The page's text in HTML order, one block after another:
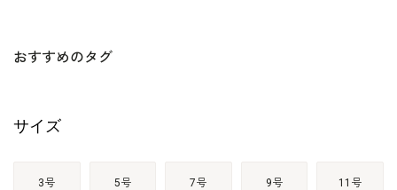
おすすめのタグ
サイズ
3号 5号 7号 9号 11号